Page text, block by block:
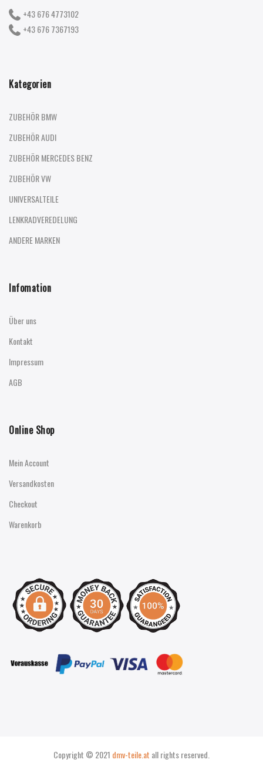
+43 676 4773102
+43 676 7367193
Kategorien
ZUBEHÖR BMW
ZUBEHÖR AUDI
ZUBEHÖR MERCEDES BENZ
ZUBEHÖR VW
UNIVERSALTEILE
LENKRADVEREDELUNG
ANDERE MARKEN
Infomation
Über uns
Kontakt
Impressum
AGB
Online Shop
Mein Account
Versandkosten
Checkout
Warenkorb
Copyright © 2021 dmv-teile.at all rights reserved.